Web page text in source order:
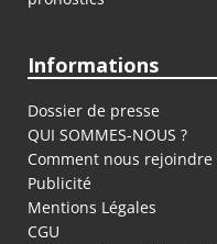
Informations
Dossier de presse
QUI SOMMES-NOUS ?
Comment nous rejoindre
Publicité
Mentions Légales
CGU